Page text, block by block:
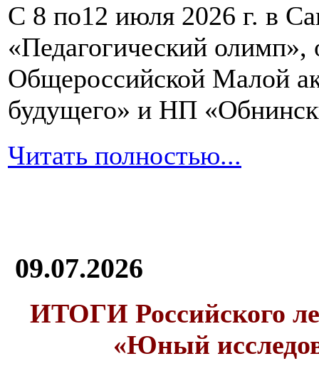
С 8 по12 июля 2026 г. в
«Педагогический олимп»,
Общероссийской Малой
будущего» и НП
Читать полностью...
09.07.2026
ИТОГИ Российского
«Юный